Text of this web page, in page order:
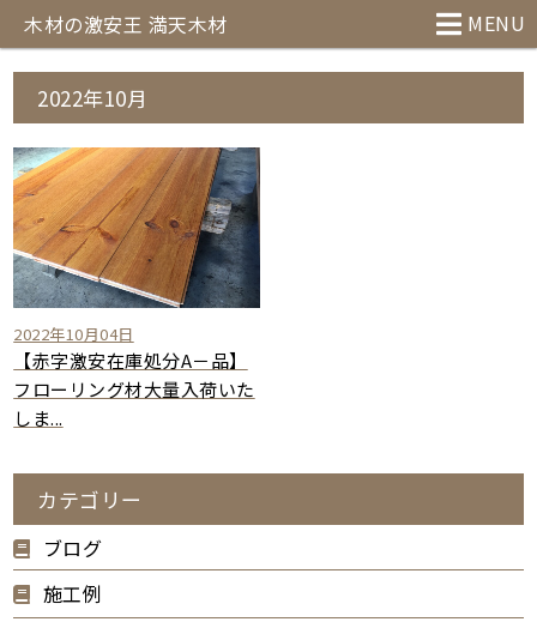
MENU
木材の激安王 満天木材
2022年10月
2022年10月04日
【赤字激安在庫処分A－品】
フローリング材大量入荷いた
しま...
カテゴリー
ブログ
施工例